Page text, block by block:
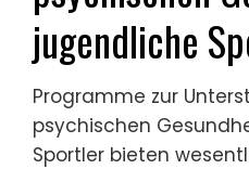
jugendliche
Programme zur
psychischen
Sportler bieten